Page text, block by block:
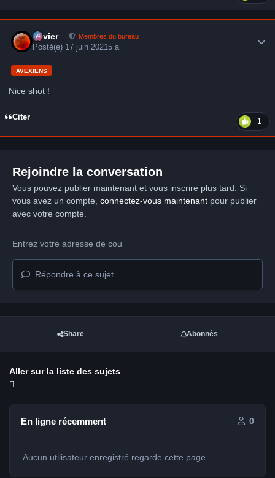
Xavier Membres du bureau
Posté(e) 17 juin 20215 a
AVEXIENS
Nice shot !
Citer 1
Rejoindre la conversation
Vous pouvez publier maintenant et vous inscrire plus tard. Si
vous avez un compte, connectez-vous maintenantpour publier
avec votre compte.
Répondre à ce sujet…
Share Abonnés
Aller sur la liste des sujets
En ligne récemment 0
Aucun utilisateur enregistré regarde cette page.